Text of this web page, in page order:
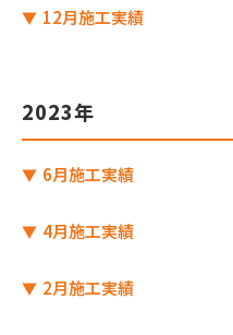
12月施工実績
2023年
6月施工実績
4月施工実績
2月施工実績